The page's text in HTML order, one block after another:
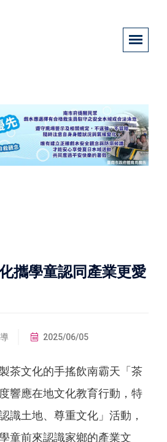
攜學童認同產業更愛
2025/06/05
茶文化的手搖飲南霸天「茶
響應在地文化教育行動，特
識土地、尊重文化」活動，
童前來認識家鄉的產業文